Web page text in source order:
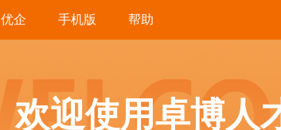
优企 手机版 帮助
欢迎使用卓博人